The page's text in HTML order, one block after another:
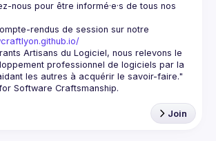
nous pour être informé·e·s de tous nos
rendus de session sur notre
Artisans du Logiciel, nous relevons le
professionnel de logiciels par la
les autres à acquérir le savoir-faire."
Software Craftsmanship.
Join